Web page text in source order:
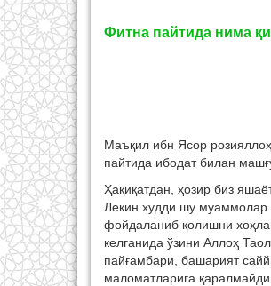
Фитна пайтида нима
Маъқил ибн Ясор
пайтида ибодат билан
Ҳақиқатдан, ҳозир биз
Лекин худди шу муаммолар
фойдаланиб қолишни
келганида ўзини Аллоҳ
пайғамбари, башарият
маломатларига